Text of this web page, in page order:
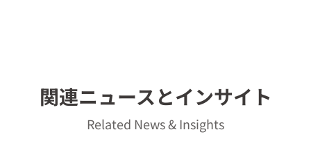
関連ニュースとインサイト
Related News & Insights